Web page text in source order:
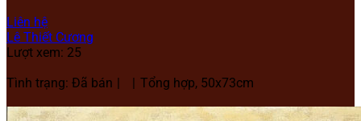
Liên hệ
Lê Thiết Cương
Lượt xem: 25
Tình trạng: Đã bán
Tổng hợp, 50x73cm